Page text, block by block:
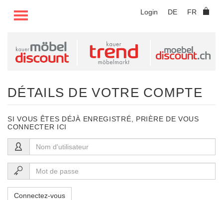
Login DE FR
TOGGLE MENU
DÉTAILS DE VOTRE COMPTE
SI VOUS ÊTES DÉJÀ ENREGISTRÉ, PRIÈRE DE VOUS
CONNECTER ICI
Connectez-vous